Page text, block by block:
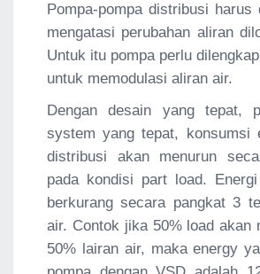
Pompa-pompa distribusi harus
mengatasi perubahan aliran
Untuk itu pompa perlu
untuk memodulasi aliran air.
Dengan desain yang tepat,
system yang tepat, konsumsi
distribusi akan menurun
pada kondisi part load.
berkurang secara pangkat 3
air. Contok jika 50% load akan
50% lairan air, maka energy